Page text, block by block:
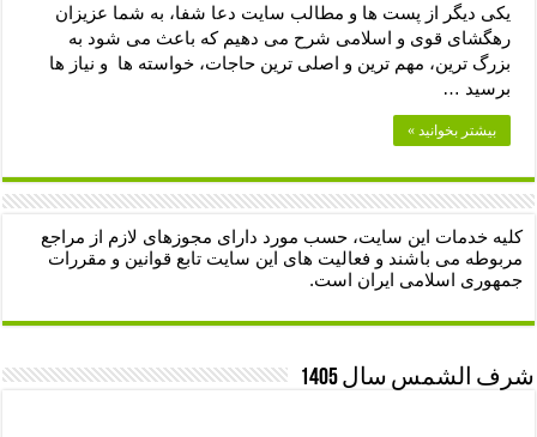
یکی دیگر از پست ها و مطالب سایت دعا شفا، به شما عزیزان
رهگشای قوی و اسلامی شرح می دهیم که باعث می شود به
بزرگ ترین، مهم ترین و اصلی ترین حاجات، خواسته ها و نیاز ها
برسید …
بیشتر بخوانید »
کلیه خدمات این سایت، حسب مورد دارای مجوزهای لازم از مراجع
مربوطه می باشند و فعالیت های این سایت تابع قوانین و مقررات
جمهوری اسلامی ایران است.
شرف الشمس سال 1405